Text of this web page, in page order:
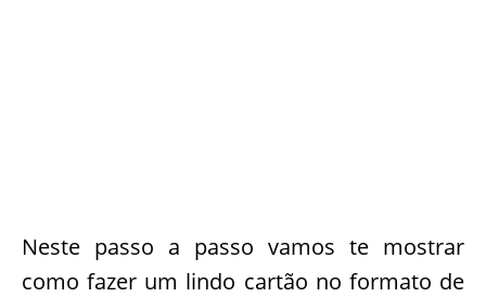
Neste passo a passo vamos te mostrar
como fazer um lindo cartão no formato de